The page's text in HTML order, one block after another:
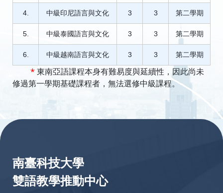
4. 中級印尼語言與文化 3 3 第二學期
5. 中級泰國語言與文化 3 3 第二學期
6. 中級越南語言與文化 3 3 第二學期
* 東南亞語課程本身有難易度與延續性，因此尚未
修過第一學期基礎課程者，無法選修中級課程。
南臺科技大學
雙語教學推動中心